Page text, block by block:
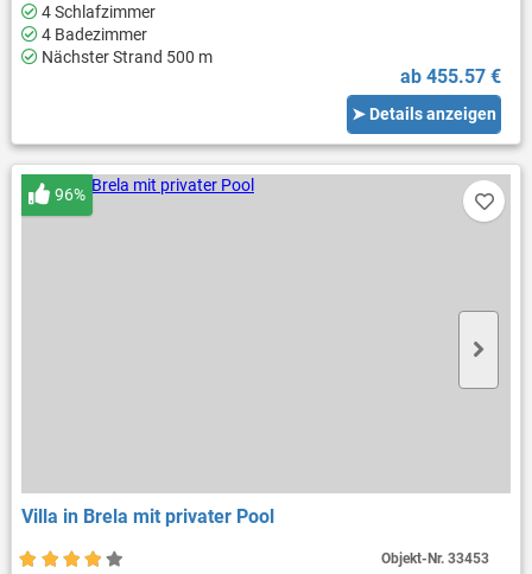
4 Schlafzimmer
4 Badezimmer
Nächster Strand 500 m
ab 455.57 €
➤ Details anzeigen
Villa in Brela mit privater Pool
96%
Objekt-Nr.33453